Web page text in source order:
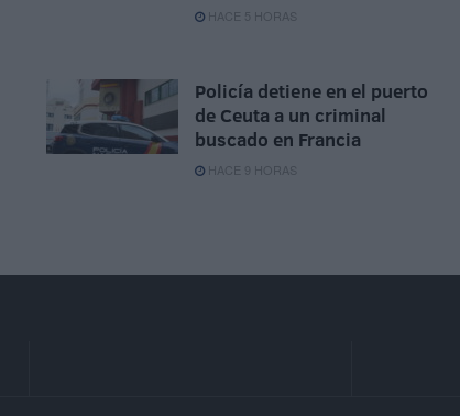
HACE 5 HORAS
Policía detiene en el puerto
de Ceuta a un criminal
buscado en Francia
HACE 9 HORAS